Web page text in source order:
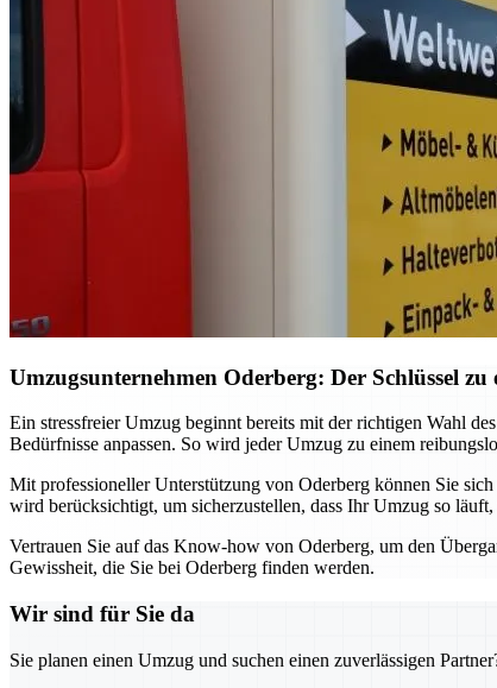
Umzugsunternehmen Oderberg: Der Schlüssel zu
Ein stressfreier Umzug beginnt bereits mit der richtigen Wahl
Bedürfnisse anpassen. So wird jeder Umzug zu einem
Mit professioneller Unterstützung von Oderberg können Sie
wird berücksichtigt, um sicherzustellen, dass Ihr Umzug so
Vertrauen Sie auf das Know-how von Oderberg, um den
Gewissheit, die Sie bei Oderberg finden werden.
Wir sind für Sie da
Sie planen einen Umzug und suchen einen zuverlässigen